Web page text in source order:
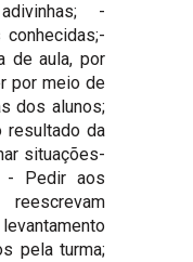
-
de aula, por
por meio de
dos alunos;
resultado da
situações-
- Pedir aos
pela turma;